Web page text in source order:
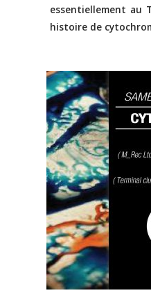
essentiellement au
histoire de